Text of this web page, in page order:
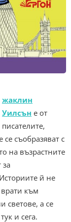
жаклин
Уилсън е от
писателите,
се съобразяват с
на възрастните
й не
врати към
светове, а се
и сега.